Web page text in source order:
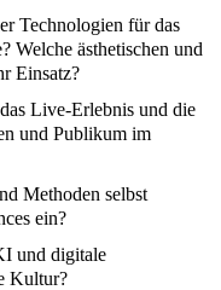
Technologien für das
Welche ästhetischen und
Einsatz?
Live-Erlebnis und die
und Publikum im
Methoden selbst
ein?
und digitale
Kultur?